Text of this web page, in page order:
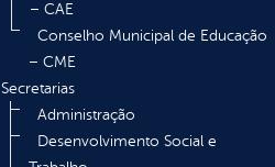
– CAE
Conselho Municipal de Educação
– CME
Secretarias
Administração
Desenvolvimento Social e